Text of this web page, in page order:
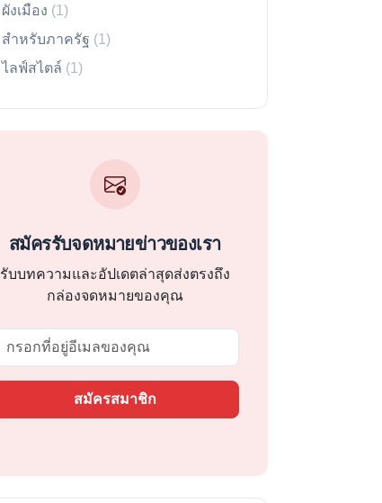
ผังเมือง (1)
สำหรับภาครัฐ (1)
ไลฟ์สไตล์ (1)
สมัครรับจดหมายข่าวของเรา
รับบทความและอัปเดตล่าสุดส่งตรงถึง
กล่องจดหมายของคุณ
สมัครสมาชิก